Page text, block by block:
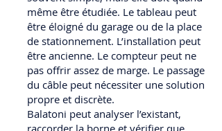
même être étudiée. Le tableau peut
être éloigné du garage ou de la place
de stationnement. L’installation peut
être ancienne. Le compteur peut ne
pas offrir assez de marge. Le passage
du câble peut nécessiter une solution
propre et discrète.
Balatoni peut analyser l’existant,
raccorder la borne et vérifier que